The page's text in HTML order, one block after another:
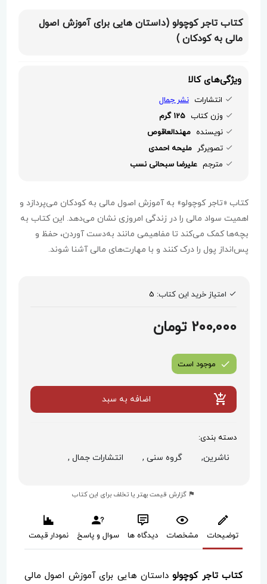
کتاب تاجر کوچولو (داستان هایی برای آموزش اصول
مالی به کودکان )
ویژگی‌های کالا
انتشارات نشر جمال
وزن کتاب 125 گرم
نویسنده مهندالعاقوص
تصویرگر ملیحه احمدی
مترجم علیرضا سبحانی نسب
کتاب «تاجر کوچولو» به آموزش اصول مالی به کودکان می‌پردازد و
اهمیت سواد مالی را در زندگی امروزی نشان می‌دهد. این کتاب به
بچه‌ها کمک می‌کند تا مفاهیمی مانند به‌دست آوردن، حفظ و
پس‌انداز پول را درک کنند و با مهارت‌های مالی آشنا شوند.
امتیاز خرید این کتاب: 5
200,000 تومان
موجود است
اضافه به سبد
دسته بندی:
ناشرین, گروه سنی , انتشارات جمال ,
گزارش قیمت بهتر یا تخلف برای این کتاب
توضیحات مشخصات دیدگاه ها سوال و پاسخ نمودار قیمت
کتاب تاجر کوچولوداستان هایی برای آموزش اصول مالی